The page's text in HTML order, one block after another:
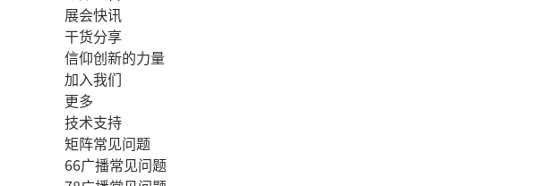
展会快讯
干货分享
信仰创新的力量
加入我们
更多
技术支持
矩阵常见问题
66广播常见问题